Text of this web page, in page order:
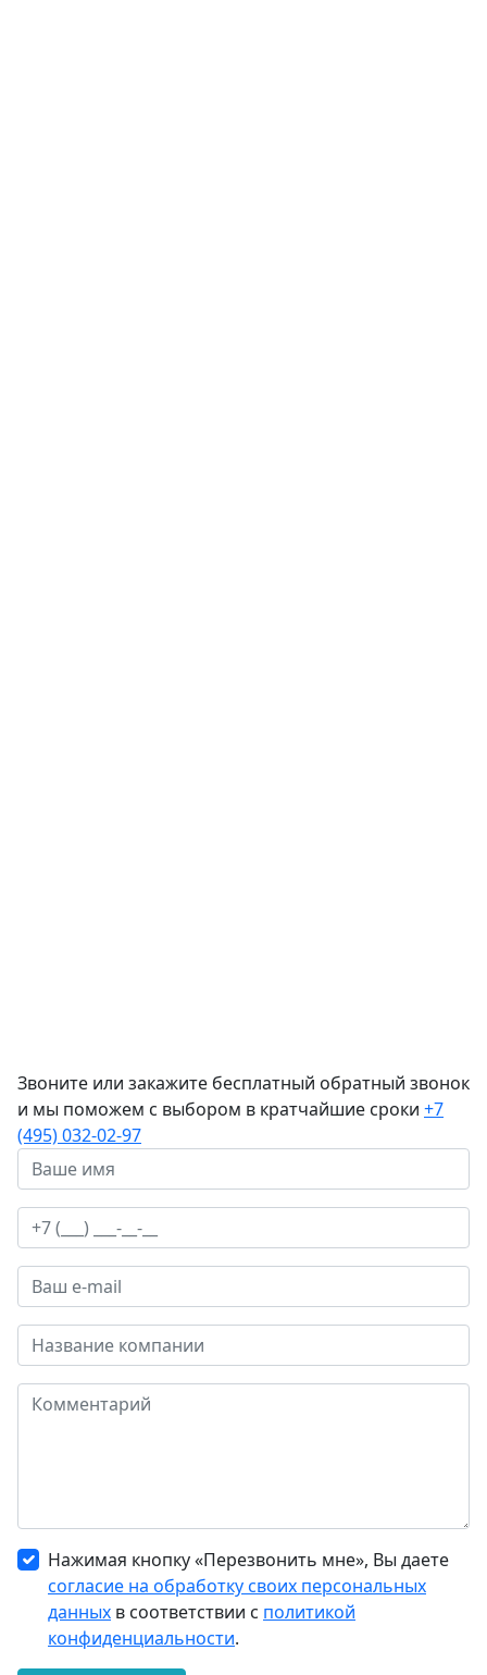
Звоните или закажите бесплатный обратный звонок
и мы поможем с выбором в кратчайшие сроки +7
(495) 032-02-97
Нажимая кнопку «Перезвонить мне», Вы даете
согласие на обработку своих персональных
данных в соответствии с политикой
конфиденциальности.